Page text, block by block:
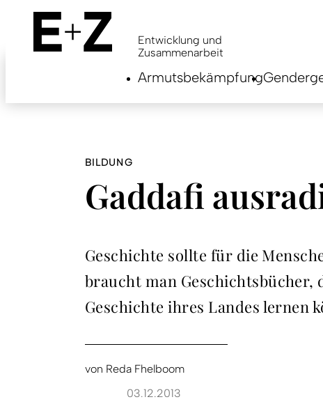
content
Entwicklung und
Zusammenarbeit
Armutsbekämpfung
BILDUNG
Gaddafi
Geschichte sollte für die
braucht man
Geschichte ihres Landes lernen
von Reda Fhelboom
03.12.2013